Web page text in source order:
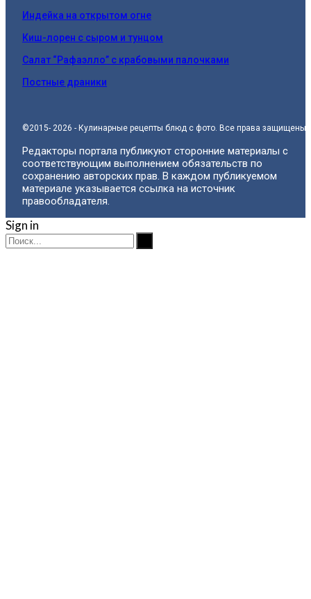
Индейка на открытом огне
Киш-лорен с сыром и тунцом
Салат “Рафаэлло” с крабовыми палочками
Постные драники
©2015- 2026 - Кулинарные рецепты блюд с фото. Все права защищены.
Редакторы портала публикуют сторонние материалы с
соответствующим выполнением обязательств по
сохранению авторских прав. В каждом публикуемом
материале указывается ссылка на источник
правообладателя.
Sign in